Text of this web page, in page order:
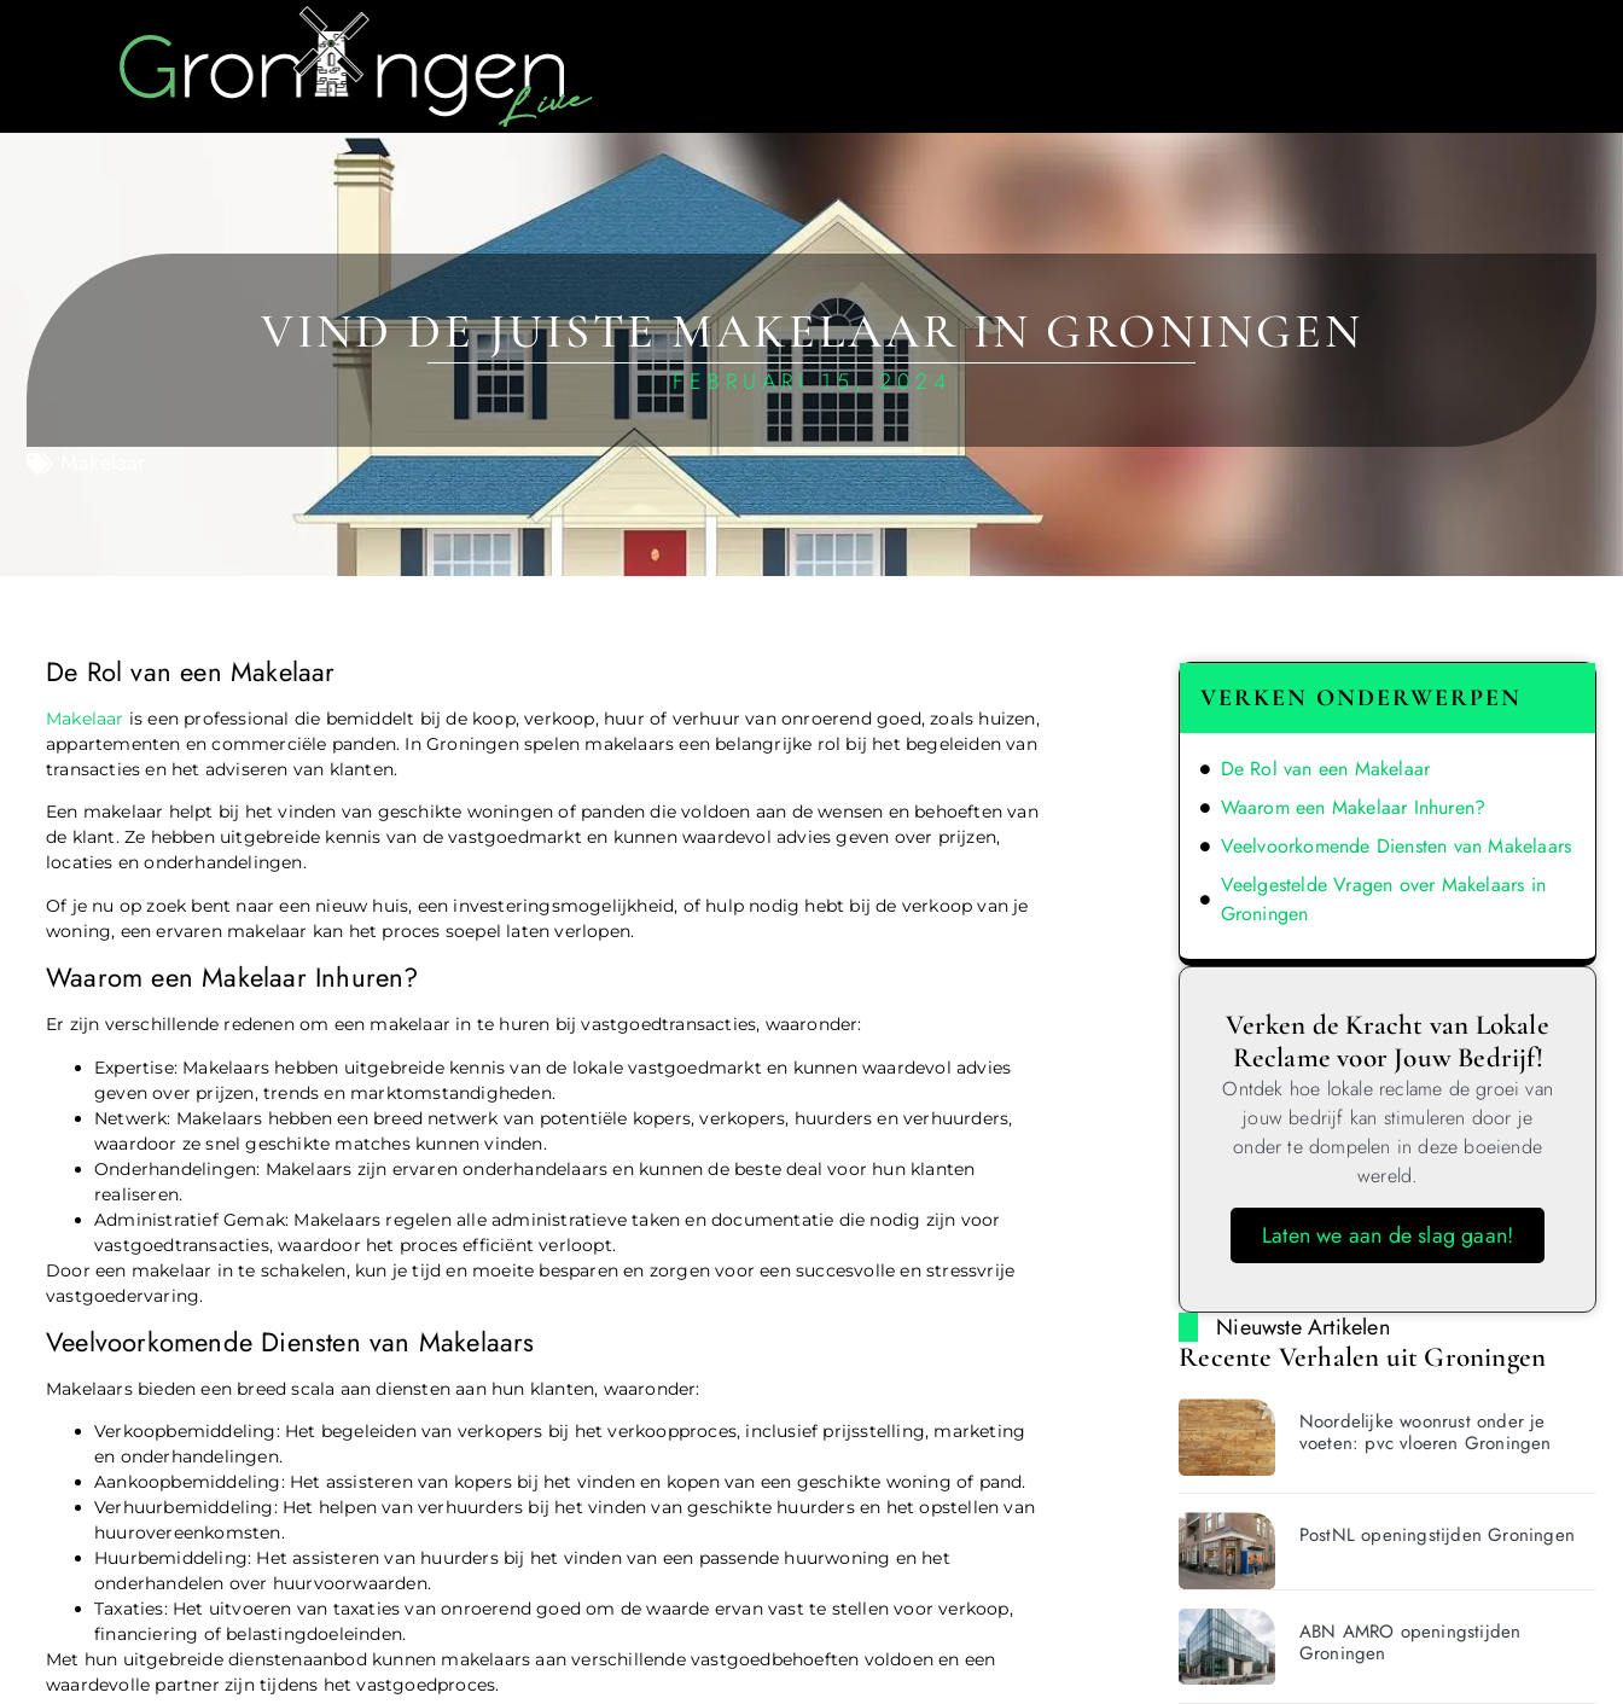
VIND DE JUISTE MAKELAAR IN GRONINGEN
FEBRUARI 15, 2024
De Rol van een Makelaar
Makelaar is een professional die bemiddelt bij de koop, verkoop, huur of verhuur van onroerend goed, zoals huizen,
appartementen en commerciële panden. In Groningen spelen makelaars een belangrijke rol bij het begeleiden van
transacties en het adviseren van klanten.
Een makelaar helpt bij het vinden van geschikte woningen of panden die voldoen aan de wensen en behoeften van
de klant. Ze hebben uitgebreide kennis van de vastgoedmarkt en kunnen waardevol advies geven over prijzen,
locaties en onderhandelingen.
Of je nu op zoek bent naar een nieuw huis, een investeringsmogelijkheid, of hulp nodig hebt bij de verkoop van je
woning, een ervaren makelaar kan het proces soepel laten verlopen.
Waarom een Makelaar Inhuren?
Er zijn verschillende redenen om een makelaar in te huren bij vastgoedtransacties, waaronder:
Expertise: Makelaars hebben uitgebreide kennis van de lokale vastgoedmarkt en kunnen waardevol advies
geven over prijzen, trends en marktomstandigheden.
Netwerk: Makelaars hebben een breed netwerk van potentiële kopers, verkopers, huurders en verhuurders,
waardoor ze snel geschikte matches kunnen vinden.
Onderhandelingen: Makelaars zijn ervaren onderhandelaars en kunnen de beste deal voor hun klanten
realiseren.
Administratief Gemak: Makelaars regelen alle administratieve taken en documentatie die nodig zijn voor
vastgoedtransacties, waardoor het proces efficiënt verloopt.
Door een makelaar in te schakelen, kun je tijd en moeite besparen en zorgen voor een succesvolle en stressvrije
vastgoedervaring.
Veelvoorkomende Diensten van Makelaars
Makelaars bieden een breed scala aan diensten aan hun klanten, waaronder:
Verkoopbemiddeling: Het begeleiden van verkopers bij het verkoopproces, inclusief prijsstelling, marketing
en onderhandelingen.
Aankoopbemiddeling: Het assisteren van kopers bij het vinden en kopen van een geschikte woning of pand.
Verhuurbemiddeling: Het helpen van verhuurders bij het vinden van geschikte huurders en het opstellen van
huurovereenkomsten.
Huurbemiddeling: Het assisteren van huurders bij het vinden van een passende huurwoning en het
onderhandelen over huurvoorwaarden.
Taxaties: Het uitvoeren van taxaties van onroerend goed om de waarde ervan vast te stellen voor verkoop,
financiering of belastingdoeleinden.
Met hun uitgebreide dienstenaanbod kunnen makelaars aan verschillende vastgoedbehoeften voldoen en een
waardevolle partner zijn tijdens het vastgoedproces.
VERKEN ONDERWERPEN
De Rol van een Makelaar
Waarom een Makelaar Inhuren?
Veelvoorkomende Diensten van Makelaars
Veelgestelde Vragen over Makelaars in
Groningen
Verken de Kracht van Lokale
Reclame voor Jouw Bedrijf!
Ontdek hoe lokale reclame de groei van
jouw bedrijf kan stimuleren door je
onder te dompelen in deze boeiende
wereld.
Laten we aan de slag gaan!
Nieuwste Artikelen
Recente Verhalen uit Groningen
Noordelijke woonrust onder je
voeten: pvc vloeren Groningen
PostNL openingstijden Groningen
ABN AMRO openingstijden
Groningen